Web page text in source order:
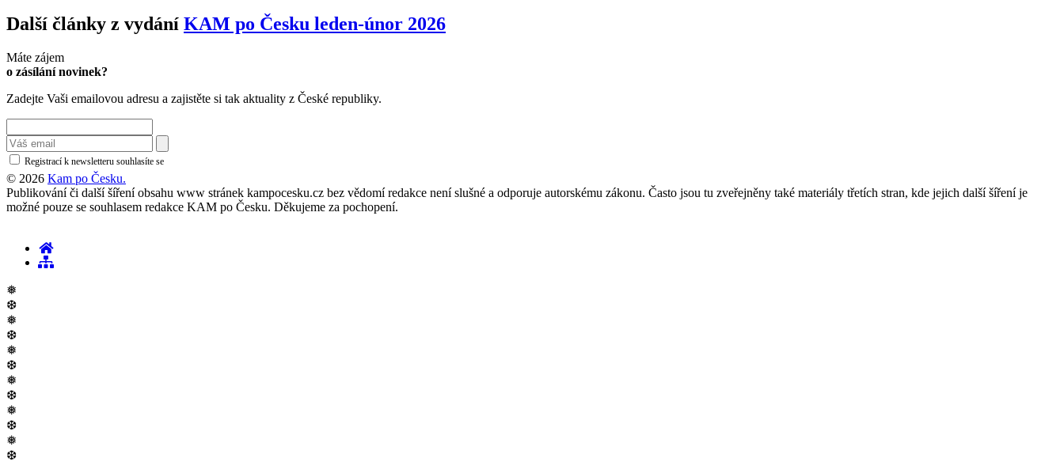
Další články z vydání KAM po Česku leden-únor 2026
Máte zájem
o zásílání novinek?
Zadejte Vaši emailovou adresu a zajistěte si tak aktuality z České republiky.
Registrací k newsletteru souhlasíte se
© 2026 Kam po Česku.
Publikování či další šíření obsahu www stránek kampocesku.cz bez vědomí redakce není slušné a odporuje autorskému zákonu. Často jsou tu zveřejněny také materiály třetích stran, kde jejich další šíření je
možné pouze se souhlasem redakce KAM po Česku. Děkujeme za pochopení.
❅
❆
❅
❆
❅
❆
❅
❆
❅
❆
❅
❆